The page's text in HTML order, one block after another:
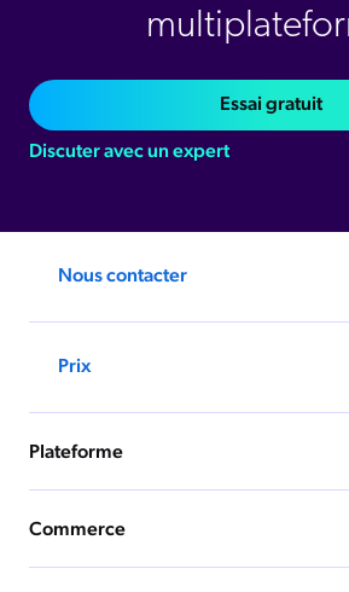
Essai gratuit
Discuter avec un expert
Nous contacter
Prix
Plateforme
Commerce